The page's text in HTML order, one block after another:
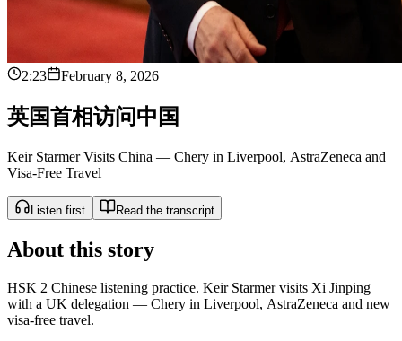
2:23 February 8, 2026
英国首相访问中 国
Keir Starmer Visits China — Chery in Liverpool, AstraZeneca and
Visa-Free Travel
Listen first Read the transcript
About this story
HSK 2 Chinese listening practice. Keir Starmer visits Xi Jinping
with a UK delegation — Chery in Liverpool, AstraZeneca and new
visa-free travel.